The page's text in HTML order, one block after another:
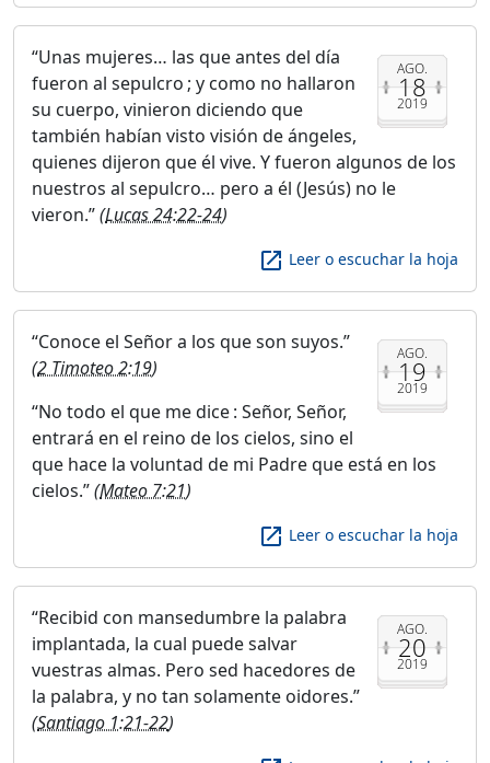
AGO.
18
2019
Unas mujeres… las que antes del día
fueron al sepulcro ; y como no hallaron
su cuerpo, vinieron diciendo que
también habían visto visión de ángeles,
quienes dijeron que él vive. Y fueron algunos de los
nuestros al sepulcro… pero a él (Jesús) no le
vieron. (Lucas 24:22-24)
launch Leer o escuchar la hoja
AGO.
19
2019
Conoce el Señor a los que son suyos.
(2 Timoteo 2:19)
No todo el que me dice : Señor, Señor,
entrará en el reino de los cielos, sino el
que hace la voluntad de mi Padre que está en los
cielos. (Mateo 7:21)
launch Leer o escuchar la hoja
AGO.
20
2019
Recibid con mansedumbre la palabra
implantada, la cual puede salvar
vuestras almas. Pero sed hacedores de
la palabra, y no tan solamente oidores.
(Santiago 1:21-22)